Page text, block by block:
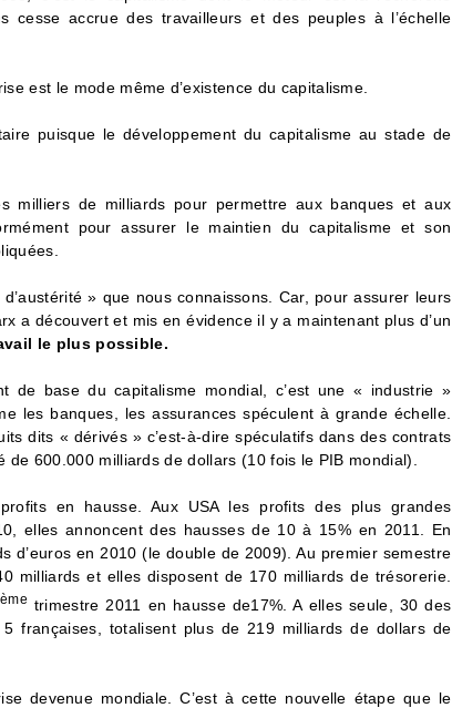
cesse accrue des travailleurs et des peuples à l’échelle
est le mode même d’existence du capitalisme.
puisque le développement du capitalisme au stade de
milliers de milliards pour permettre aux banques et aux
pour assurer le maintien du capitalisme et son
» que nous connaissons. Car, pour assurer leurs
a découvert et mis en évidence il y a maintenant plus d’un
le plus possible.
de base du capitalisme mondial, c’est une « industrie »
les banques, les assurances spéculent à grande échelle.
dits « dérivés » c’est-à-dire spéculatifs dans des contrats
600.000 milliards de dollars (10 fois le PIB mondial).
en hausse. Aux USA les profits des plus grandes
elles annoncent des hausses de 10 à 15% en 2011. En
d’euros en 2010 (le double de 2009). Au premier semestre
milliards et elles disposent de 170 milliards de trésorerie.
ème trimestre 2011 en hausse de17%. A elles seule, 30 des
françaises, totalisent plus de 219 milliards de dollars de
devenue mondiale. C’est à cette nouvelle étape que le